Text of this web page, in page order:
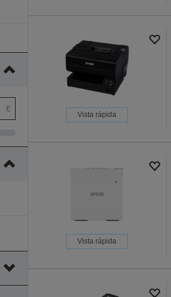
€
Vista rápida
Vista rápida